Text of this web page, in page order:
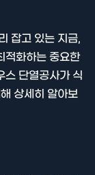
잡고 있는 지금,
적화하는 중요한
스 단열공사가 식
상세히 알아보